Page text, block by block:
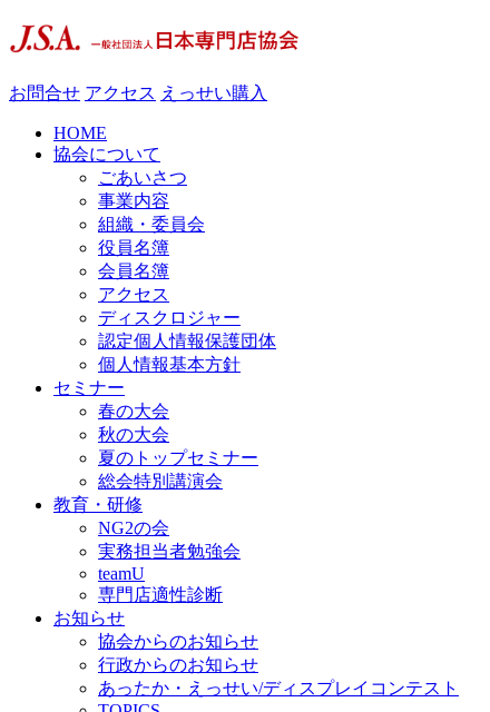
お問合せ アクセス えっせい購入
HOME
協会について
ごあいさつ
事業内容
組織・委員会
役員名簿
会員名簿
アクセス
ディスクロジャー
認定個人情報保護団体
個人情報基本方針
セミナー
春の大会
秋の大会
夏のトップセミナー
総会特別講演会
教育・研修
NG2の会
実務担当者勉強会
teamU
専門店適性診断
お知らせ
協会からのお知らせ
行政からのお知らせ
あったか・えっせい/ディスプレイコンテスト